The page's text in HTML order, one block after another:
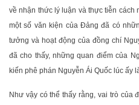
về nhận thức lý luận và thực tiễn cách
một số văn kiện của Đảng đã có
tưởng và hoạt động của đồng chí
đã cho thấy, những quan điểm của
kiến phê phán Nguyễn Ái Quốc lúc ấy
Như vậy có thể thấy rằng, vai trò của